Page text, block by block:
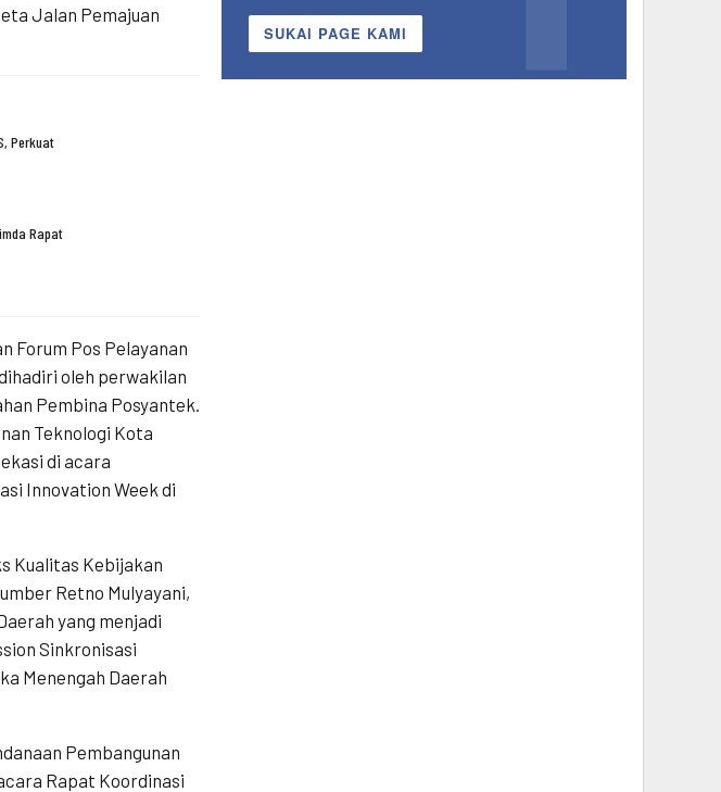
Jalan Pemajuan
Perkuat
Rapat
Forum Pos Pelayanan
oleh perwakilan
Pembina Posyantek.
Teknologi Kota
di acara
Innovation Week di
Kualitas Kebijakan
Retno Mulyayani,
yang menjadi
Sinkronisasi
Menengah Daerah
Pembangunan
Rapat Koordinasi
SUKAI PAGE KAMI